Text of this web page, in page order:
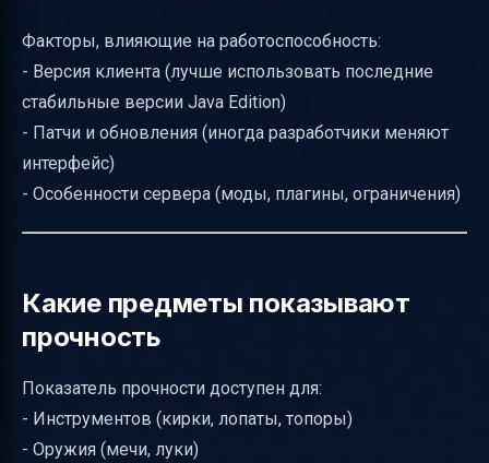
Факторы, влияющие на работоспособность:
- Версия клиента (лучше использовать последние
стабильные версии Java Edition)
- Патчи и обновления (иногда разработчики меняют
интерфейс)
- Особенности сервера (моды, плагины, ограничения)
Какие предметы показывают
прочность
Показатель прочности доступен для:
- Инструментов (кирки, лопаты, топоры)
- Оружия (мечи, луки)